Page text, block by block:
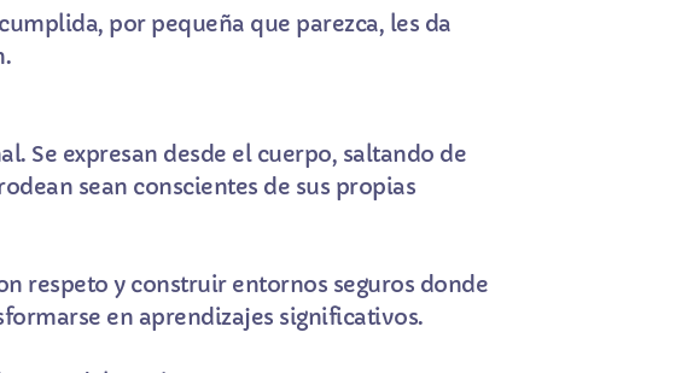
por pequeña que parezca, les da
Se expresan desde el cuerpo, saltando de
sean conscientes de sus propias
respeto y construir entornos seguros donde
en aprendizajes significativos.